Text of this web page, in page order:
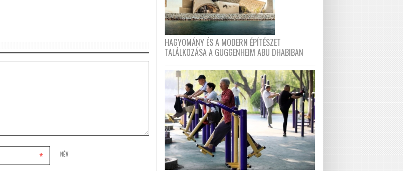
NÉV
*
HAGYOMÁNY ÉS A MODERN ÉPÍTÉSZET
TALÁLKOZÁSA A GUGGENHEIM ABU DHABIBAN